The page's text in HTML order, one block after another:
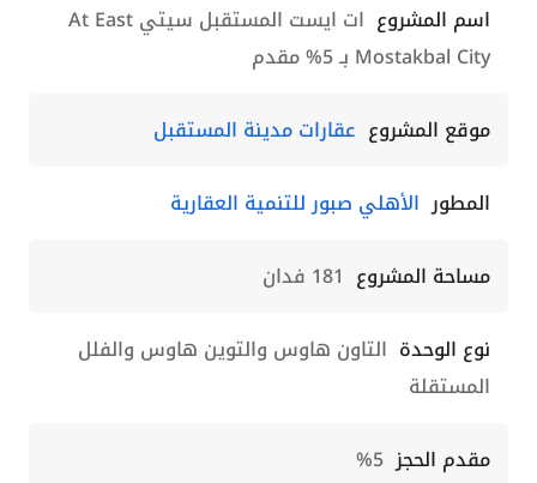
اسم المشروع
ات ايست المستقبل سيتي At East
Mostakbal City بـ 5% مقدم
موقع المشروع عقارات مدينة المستقبل
المطور الأهلي صبور للتنمية العقارية
مساحة المشروع 181 فدان
نوع الوحدة التاون هاوس والتوين هاوس والفلل
المستقلة
مقدم الحجز 5%